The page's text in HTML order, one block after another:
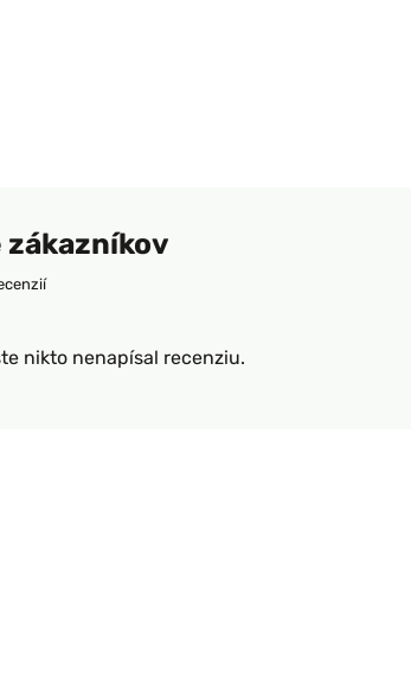
nikto nenapísal recenziu.